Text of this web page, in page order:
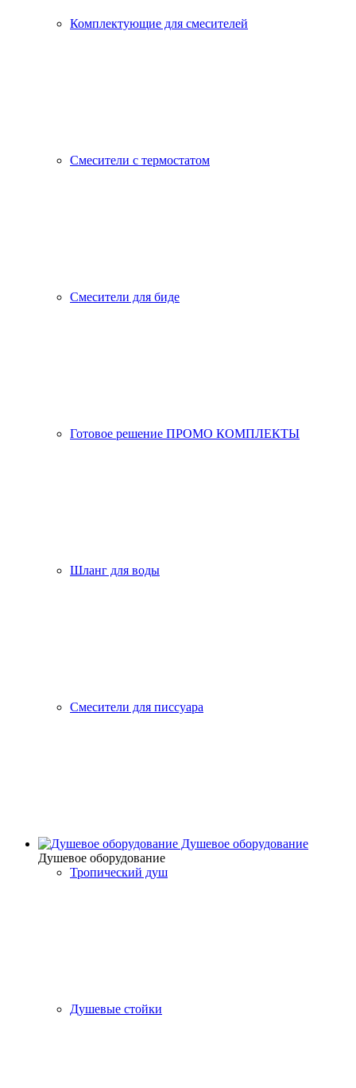
Комплектующие для смесителей
Смесители с термостатом
Смесители для биде
Готовое решение ПРОМО КОМПЛЕКТЫ
Шланг для воды
Смесители для писсуара
Душевое оборудование
Душевое оборудование
Тропический душ
Душевые стойки